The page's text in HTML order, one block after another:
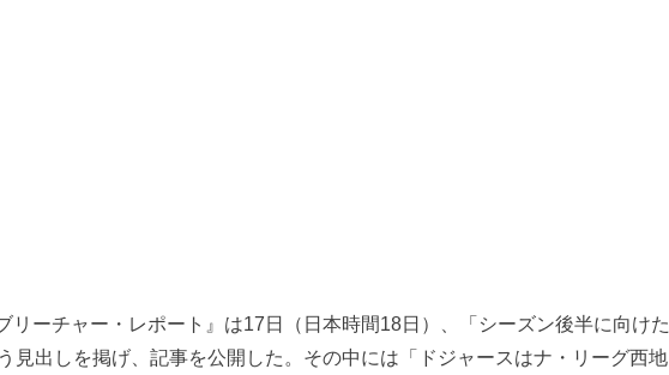
リーチャー・レポート』は17日（日本時間18日）、「シーズン後半に向けた
見出しを掲げ、記事を公開した。その中には「ドジャースはナ・リーグ西地